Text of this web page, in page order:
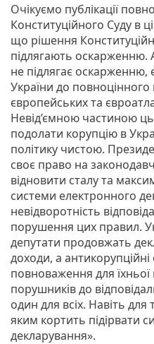
Очікуємо публікації
Конституційного Суду в
що рішення
підлягають оскарженню.
не підлягає оскарженню,
України до
європейських та
Невід’ємною частиною
подолати корупцію в
політику чистою.
своє право на
відновити сталу та
системи електронного
невідворотність
порушення цих правил.
депутати продовжать
доходи, а
повноваження для
порушників до
один для всіх. Навіть для
яким кортить підірвати
декларування».